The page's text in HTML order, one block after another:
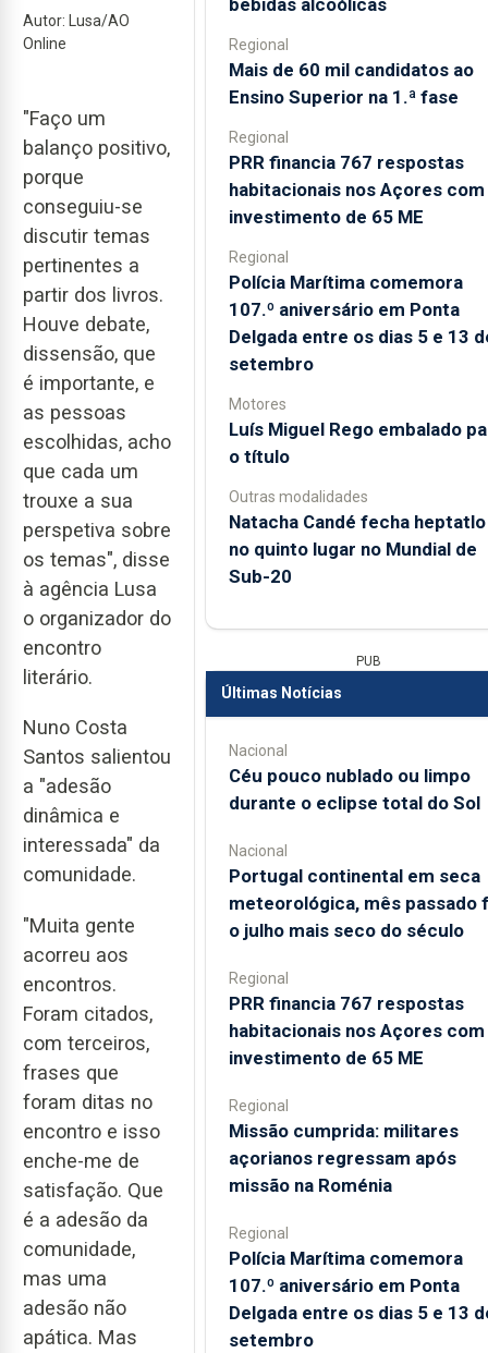
Autor: Lusa/AO
Online
"Faço um
balanço positivo,
porque
conseguiu-se
discutir temas
pertinentes a
partir dos livros.
Houve debate,
dissensão, que
é importante, e
as pessoas
escolhidas, acho
que cada um
trouxe a sua
perspetiva sobre
os temas", disse
à agência Lusa
o organizador do
encontro
literário.
Nuno Costa
Santos salientou
a "adesão
dinâmica e
interessada" da
comunidade.
"Muita gente
acorreu aos
encontros.
Foram citados,
com terceiros,
frases que
foram ditas no
encontro e isso
enche-me de
satisfação. Que
é a adesão da
comunidade,
mas uma
adesão não
apática. Mas
Regional
Mais de 60 mil candidatos ao
Ensino Superior na 1.ª fase
Regional
PRR financia 767 respostas
habitacionais nos Açores com
investimento de 65 ME
Regional
Polícia Marítima comemora
107.º aniversário em Ponta
Delgada entre os dias 5 e 13
setembro
Motores
Luís Miguel Rego embalado
o título
Outras modalidades
Natacha Candé fecha heptatlo
no quinto lugar no Mundial de
Sub-20
PUB
Últimas Notícias
Nacional
Céu pouco nublado ou limpo
durante o eclipse total do Sol
Nacional
Portugal continental em seca
meteorológica, mês passado
o julho mais seco do século
Regional
PRR financia 767 respostas
habitacionais nos Açores com
investimento de 65 ME
Regional
Missão cumprida: militares
açorianos regressam após
missão na Roménia
Regional
Polícia Marítima comemora
107.º aniversário em Ponta
Delgada entre os dias 5 e 13
setembro